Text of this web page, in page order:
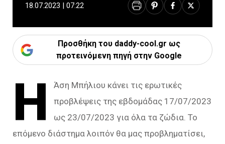
18.07.2023 | 07:22
Προσθήκη του daddy-cool.gr ως
προτεινόμενη πηγή στην Google
Η
Άση Μπήλιου κάνει τις ερωτικές
προβλέψεις της εβδομάδας 17/07/2023
ως 23/07/2023 για όλα τα ζώδια. Το
επόμενο διάστημα λοιπόν θα μας προβληματίσει,